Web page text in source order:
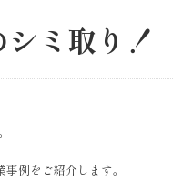
ミ取り！
例をご紹介します。